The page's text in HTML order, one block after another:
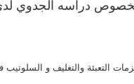
التعبئة والتغليف و